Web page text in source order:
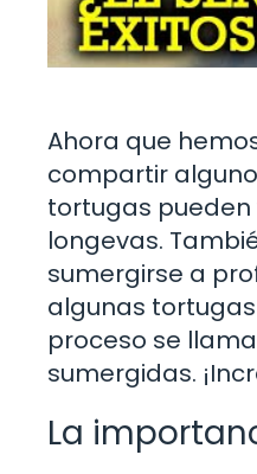
Ahora que
compartir
tortugas pueden
longevas.
sumergirse a
algunas
proceso se
sumergidas.
La